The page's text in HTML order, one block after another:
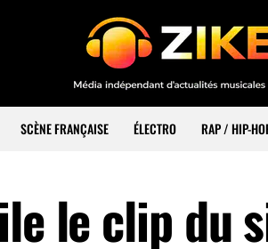
SCÈNE FRANÇAISE ÉLECTRO RAP / HIP-
le clip du